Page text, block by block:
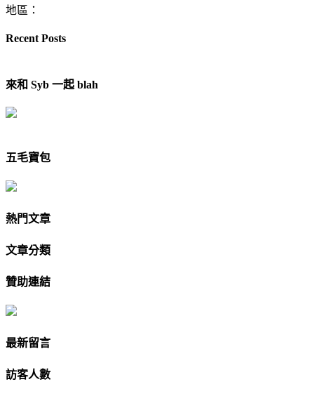
地區：
Recent Posts
來和 Syb 一起 blah
五毛寶包
熱門文章
文章分類
贊助連結
最新留言
訪客人數